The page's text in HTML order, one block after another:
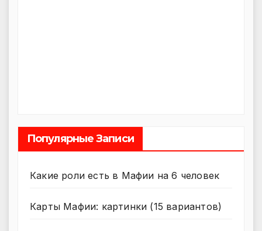
Популярные Записи
Какие роли есть в Мафии на 6 человек
Карты Мафии: картинки (15 вариантов)